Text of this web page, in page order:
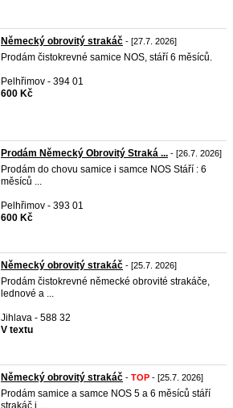
Německý obrovitý strakáč - [27.7. 2026]
Prodám čistokrevné samice NOS, stáří 6 měsíců.
Pelhřimov - 394 01
600 Kč
Prodám Německý Obrovitý Straká ... - [26.7. 2026]
Prodám do chovu samice i samce NOS Stáří : 6
měsíců ...
Pelhřimov - 393 01
600 Kč
Německý obrovitý strakáč - [25.7. 2026]
Prodám čistokrevné německé obrovité strakáče,
lednové a ...
Jihlava - 588 32
V textu
Německý obrovitý strakáč - TOP - [25.7. 2026]
Prodám samice a samce NOS 5 a 6 měsíců stáří
strakáč i ...